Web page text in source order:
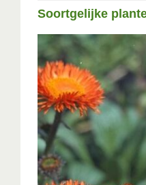
Soortgelijke